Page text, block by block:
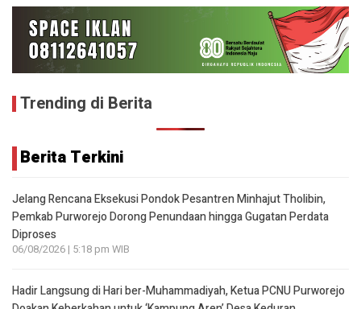
Trending di Berita
Berita Terkini
Jelang Rencana Eksekusi Pondok Pesantren Minhajut Tholibin,
Pemkab Purworejo Dorong Penundaan hingga Gugatan Perdata
Diproses
06/08/2026 | 5:18 pm WIB
Hadir Langsung di Hari ber-Muhammadiyah, Ketua PCNU Purworejo